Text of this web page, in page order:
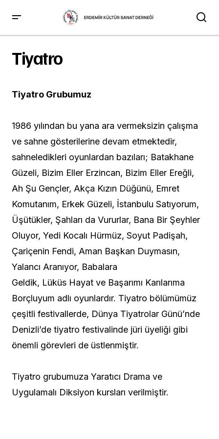
Tiyatro
Tiyatro Grubumuz
1986 yılından bu yana ara vermeksizin çalışma
ve sahne gösterilerine devam etmektedir,
sahneledikleri oyunlardan bazıları; Batakhane
Güzeli, Bizim Eller Erzincan, Bizim Eller Ereğli,
Ah Şu Gençler, Akça Kızın Düğünü, Emret
Komutanım, Erkek Güzeli, İstanbulu Satıyorum,
Üşütükler, Şahları da Vururlar, Bana Bir Şeyhler
Oluyor, Yedi Kocalı Hürmüz, Soyut Padişah,
Çariçenin Fendi, Aman Başkan Duymasın,
Yalancı Aranıyor, Babalara
Geldik, Lüküs Hayat ve Başarımı Karılarıma
Borçluyum adlı oyunlardır. Tiyatro bölümümüz
çeşitli festivallerde, Dünya Tiyatrolar Günü’nde
Denizli’de tiyatro festivalinde jüri üyeliği gibi
önemli görevleri de üstlenmiştir.
Tiyatro grubumuza Yaratıcı Drama ve
Uygulamalı Diksiyon kursları verilmiştir.